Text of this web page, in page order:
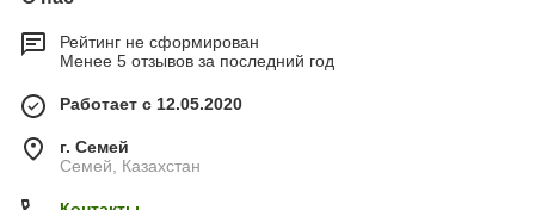
Рейтинг не сформирован
Менее 5 отзывов за последний год
Работает с 12.05.2020
г. Семей
Семей, Казахстан